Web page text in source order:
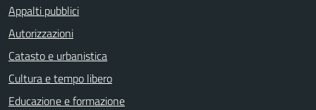
Appalti pubblici
Autorizzazioni
Catasto e urbanistica
Cultura e tempo libero
Educazione e formazione